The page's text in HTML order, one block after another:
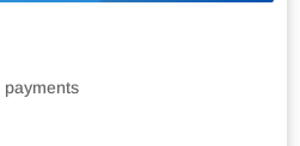
payments